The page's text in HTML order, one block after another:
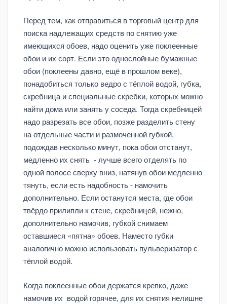
Перед тем, как отправиться в торговый центр для
поиска надлежащих средств по снятию уже
имеющихся обоев, надо оценить уже поклеенные
обои и их сорт. Если это однослойные бумажные
обои (поклеены давно, ещё в прошлом веке),
понадобиться только ведро с тёплой водой, губка,
скребница и специальные скребки, которых можно
найти дома или занять у соседа. Тогда скребницей
надо разрезать все обои, позже разделить стену
на отдельные части и размоченной губкой,
подождав несколько минут, пока обои отстанут,
медленно их снять - лучше всего отделять по
одной полосе сверху вниз, натянув обои медленно
тянуть, если есть надобность - намочить
дополнительно. Если останутся места, где обои
твёрдо прилипли к стене, скребницей, нежно,
дополнительно намочив, губкой снимаем
оставшиеся «пятна» обоев. Наместо губки
аналогично можно использовать пульверизатор с
тёплой водой.
Когда поклеенные обои держатся крепко, даже
намочив их водой горячее, для их снятия нелишне